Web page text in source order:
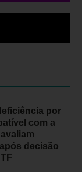
por
com a
decisão